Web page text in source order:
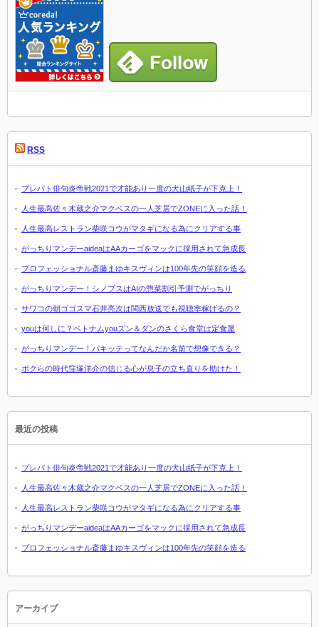
RSS
プレバト俳句炎帝戦2021で才能あり一度の犬山紙子が下克上！
人生最高佐々木蔵之介マクベスの一人芝居でZONEに入った話！
人生最高レストラン柴咲コウがマタギになる為にクリアする事
がっちりマンデーaideaはAAカーゴをマックに採用されて急成長
プロフェッショナル斎藤まゆキスヴィンは100年先の笑顔を造る
がっちりマンデー！シノプスはAIの惣菜割引予測でがっちり
サワコの朝ゴゴスマ石井亮次は関西放送でも視聴率稼げるの？
youは何しに？ベトナムyouズン＆ダンのさくら食堂は定食屋
がっちりマンデー！パキッテってなんだか名前で想像できる？
ボクらの時代窪塚洋介の信じる心が息子の立ち直りを助けた！
最近の投稿
プレバト俳句炎帝戦2021で才能あり一度の犬山紙子が下克上！
人生最高佐々木蔵之介マクベスの一人芝居でZONEに入った話！
人生最高レストラン柴咲コウがマタギになる為にクリアする事
がっちりマンデーaideaはAAカーゴをマックに採用されて急成長
プロフェッショナル斎藤まゆキスヴィンは100年先の笑顔を造る
アーカイブ